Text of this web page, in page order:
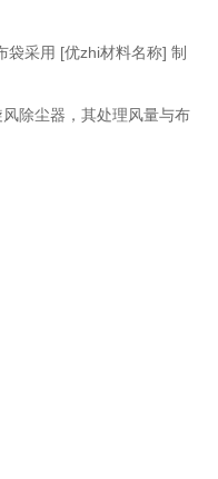
采用 [优zhi材料名称] 制
除尘器，其处理风量与布